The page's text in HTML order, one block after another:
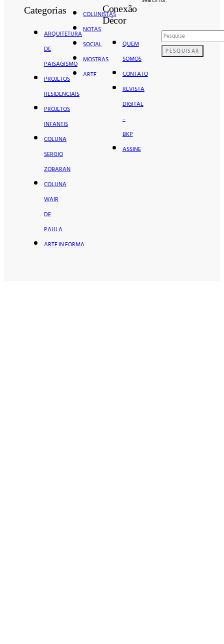
Categorias
ARQUITETURA
DE
PAISAGISMO
PROJETOS
RESIDENCIAIS
PROJETOS
INFANTIS
COLUNA
SERGIO
ZOBARAN
COLUNA
WAIR
DE
PAULA
ARTE.IN.FORMA
COLUNISTAS
NOTAS
SOCIAL
MOSTRAS
ARTE
Conexão
Décor
QUEM
SOMOS
CONTATO
REVISTA
DIGITAL
–
BKP
ASSINE
PESQUISAR